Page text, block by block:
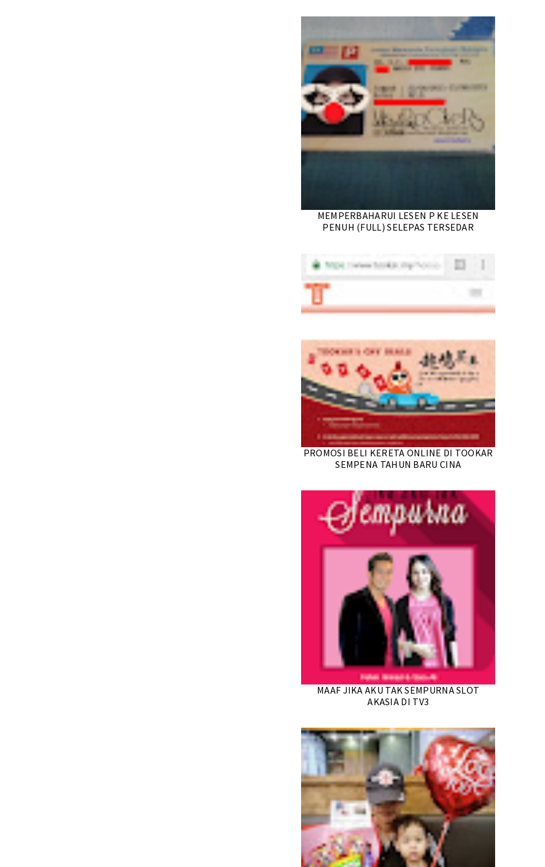
MEMPERBAHARUI LESEN P KE LESEN
PENUH (FULL) SELEPAS TERSEDAR
PROMOSI BELI KERETA ONLINE DI TOOKAR
SEMPENA TAHUN BARU CINA
MAAF JIKA AKU TAK SEMPURNA SLOT
AKASIA DI TV3